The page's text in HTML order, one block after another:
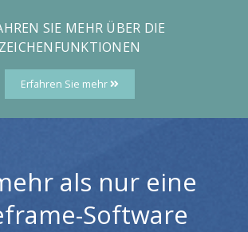
SIE MEHR ÜBER DIE
ZEICHENFUNKTIONEN
Erfahren Sie mehr
als nur eine
Software